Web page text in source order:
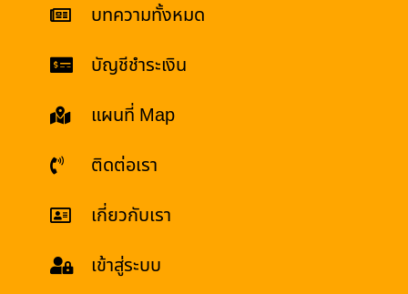
บทความทั้งหมด
บัญชีชำระเงิน
แผนที่ Map
ติดต่อเรา
เกี่ยวกับเรา
เข้าสู่ระบบ